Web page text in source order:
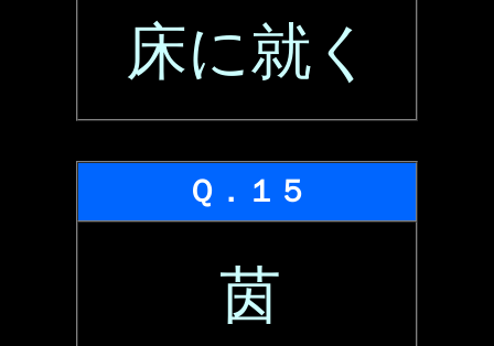
床に就く
Ｑ．１５
茵